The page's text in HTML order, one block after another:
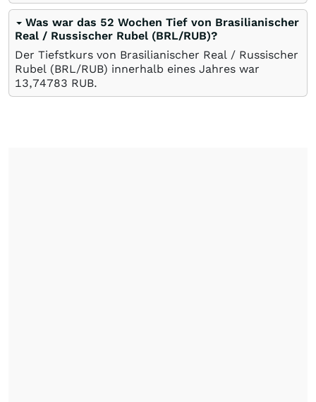
Was war das 52 Wochen Tief von Brasilianischer
Real / Russischer Rubel (BRL/RUB)?
Der Tiefstkurs von Brasilianischer Real / Russischer
Rubel (BRL/RUB) innerhalb eines Jahres war
13,74783 RUB.